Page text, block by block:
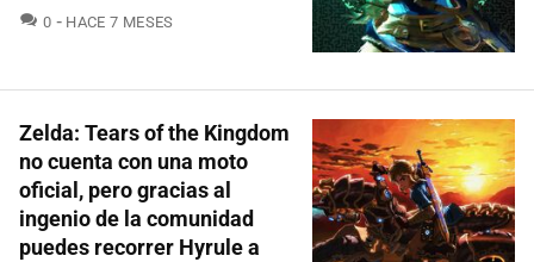
0 COMENTARIOS
HACE 7 MESES
Zelda: Tears of the Kingdom
no cuenta con una moto
oficial, pero gracias al
ingenio de la comunidad
puedes recorrer Hyrule a